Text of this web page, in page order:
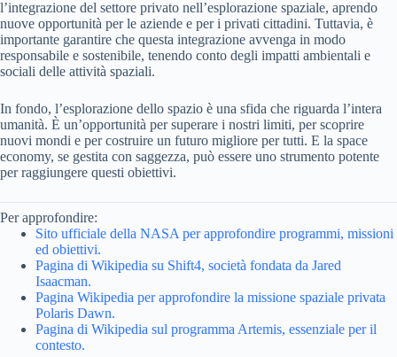
l’integrazione del settore privato nell’esplorazione spaziale, aprendo
nuove opportunità per le aziende e per i privati cittadini. Tuttavia, è
importante garantire che questa integrazione avvenga in modo
responsabile e sostenibile, tenendo conto degli impatti ambientali e
sociali delle attività spaziali.
In fondo, l’esplorazione dello spazio è una sfida che riguarda l’intera
umanità. È un’opportunità per superare i nostri limiti, per scoprire
nuovi mondi e per costruire un futuro migliore per tutti. E la space
economy, se gestita con saggezza, può essere uno strumento potente
per raggiungere questi obiettivi.
Per approfondire:
Sito ufficiale della NASA per approfondire programmi, missioni
ed obiettivi.
Pagina di Wikipedia su Shift4, società fondata da Jared
Isaacman.
Pagina Wikipedia per approfondire la missione spaziale privata
Polaris Dawn.
Pagina di Wikipedia sul programma Artemis, essenziale per il
contesto.